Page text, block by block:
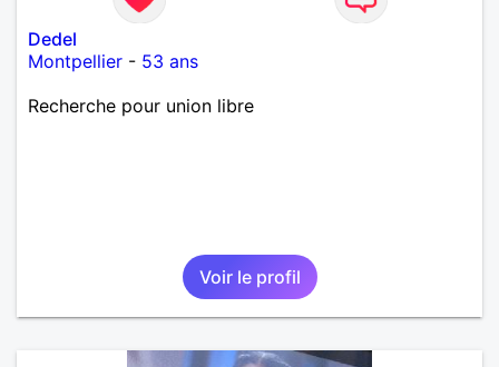
Dedel
Montpellier - 53 ans
Recherche pour union libre
Voir le profil